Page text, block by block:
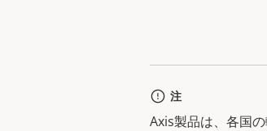
注
Axis製品は、各国